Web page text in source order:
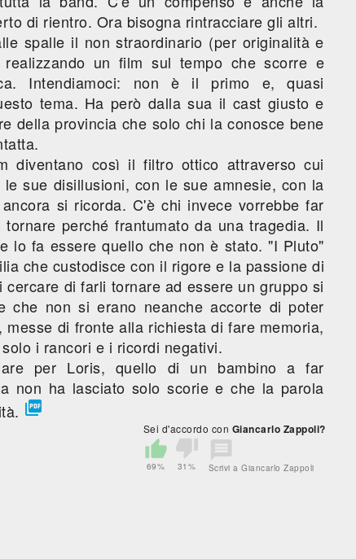
di rientro. Ora bisogna rintracciare gli altri.
spalle il non straordinario (per originalità e
realizzando un film sul tempo che scorre e
Intendiamoci: non è il primo e, quasi
tema. Ha però dalla sua il cast giusto e
della provincia che solo chi la conosce bene
diventano così il filtro ottico attraverso cui
sue disillusioni, con le sue amnesie, con la
si ricorda. C'è chi invece vorrebbe far
perché frantumato da una tragedia. Il
lo fa essere quello che non è stato. "I Pluto"
che custodisce con il rigore e la passione di
di farli tornare ad essere un gruppo si
che non si erano neanche accorte di poter
di fronte alla richiesta di fare memoria,
i rancori e i ricordi negativi.
per Loris, quello di un bambino a far
non ha lasciato solo scorie e che la parola

Sei d'accordo con Giancarlo Zappoli?
69% 31% Scrivi a Giancarlo Zappoli